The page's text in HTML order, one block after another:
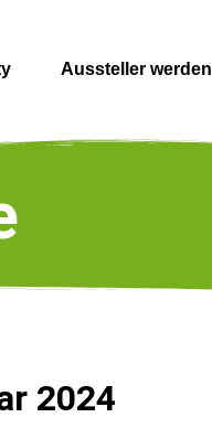
Aussteller werden
2024